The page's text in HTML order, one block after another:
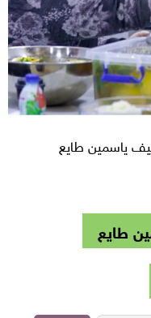
ياسمين طايع
طايع